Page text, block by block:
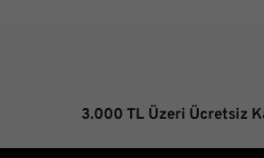
3.000 TL Üzeri Ücretsiz